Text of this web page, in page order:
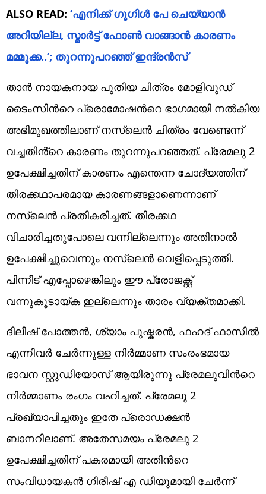
ALSO READ: ‘എനിക്ക് ​ഗൂ​ഗിൾ പേ ചെയ്യാൻ
അറിയില്ല, സ്മാർട്ട് ഫോൺ വാങ്ങാൻ കാരണം
മമ്മൂക്ക..’; തുറന്നുപറഞ്ഞ് ഇന്ദ്രൻസ്
താൻ നായകനായ പുതിയ ചിത്രം മോളിവുഡ്
ടൈംസിൻറെ പ്രൊമോഷൻറെ ഭാഗമായി നൽകിയ
അഭിമുഖത്തിലാണ് നസ്‍ലെൻ ചിത്രം വേണ്ടെന്ന്
വച്ചതിൻ്റെ കാരണം തുറന്നുപറഞ്ഞത്. പ്രേമലു 2
ഉപേക്ഷിച്ചതിന് കാരണം എന്തെന്ന ചോദ്യത്തിന്
തിരക്കഥാപരമായ കാരണങ്ങളാണെന്നാണ്
നസ്‍ലെൻ പ്രതികരിച്ചത്. തിരക്കഥ
വിചാരിച്ചതുപോലെ വന്നില്ലെന്നും അതിനാൽ
ഉപേക്ഷിച്ചുവെന്നും നസ്‍ലെൻ വെളിപ്പെടുത്തി.
പിന്നീട് എപ്പോഴെങ്കിലും ഈ പ്രോജക്റ്റ്
വന്നുകൂടായ്ക ഇല്ലെന്നും താരം വ്യക്തമാക്കി.
ദിലീഷ് പോത്തൻ, ശ്യാം പുഷ്കരൻ, ഫഹദ് ഫാസിൽ
എന്നിവർ ചേർന്നുള്ള നിർമ്മാണ സംരംഭമായ
ഭാവന സ്റ്റുഡിയോസ് ആയിരുന്നു പ്രേമലുവിൻറെ
നിർമ്മാണം രം​ഗം വഹിച്ചത്. പ്രേമലു 2
പ്രഖ്യാപിച്ചതും ഇതേ പ്രൊഡക്ഷൻ
ബാനറിലാണ്. അതേസമയം പ്രേമലു 2
ഉപേക്ഷിച്ചതിന് പകരമായി അതിൻറെ
സംവിധായകൻ ഗിരീഷ് എ ഡിയുമായി ചേർന്ന്